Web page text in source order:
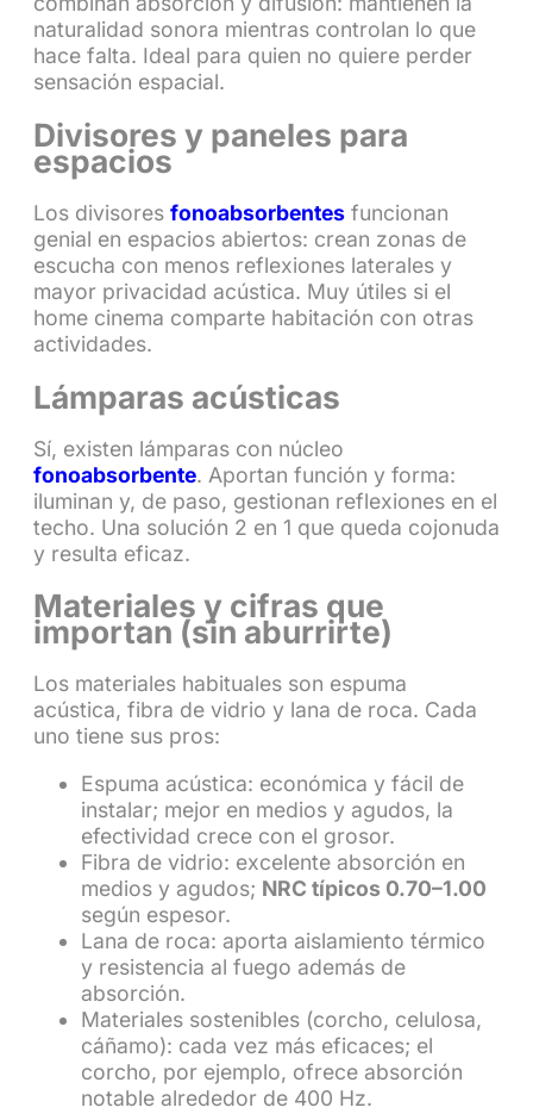
naturalidad sonora mientras controlan lo que
hace falta. Ideal para quien no quiere perder
sensación espacial.
Divisores y paneles para
espacios
Los divisores fonoabsorbentes funcionan
genial en espacios abiertos: crean zonas de
escucha con menos reflexiones laterales y
mayor privacidad acústica. Muy útiles si el
home cinema comparte habitación con otras
actividades.
Lámparas acústicas
Sí, existen lámparas con núcleo
fonoabsorbente. Aportan función y forma:
iluminan y, de paso, gestionan reflexiones en el
techo. Una solución 2 en 1 que queda cojonuda
y resulta eficaz.
Materiales y cifras que
importan (sin aburrirte)
Los materiales habituales son espuma
acústica, fibra de vidrio y lana de roca. Cada
uno tiene sus pros:
Espuma acústica: económica y fácil de
instalar; mejor en medios y agudos, la
efectividad crece con el grosor.
Fibra de vidrio: excelente absorción en
medios y agudos; NRC típicos 0.70–1.00
según espesor.
Lana de roca: aporta aislamiento térmico
y resistencia al fuego además de
absorción.
Materiales sostenibles (corcho, celulosa,
cáñamo): cada vez más eficaces; el
corcho, por ejemplo, ofrece absorción
notable alrededor de 400 Hz.